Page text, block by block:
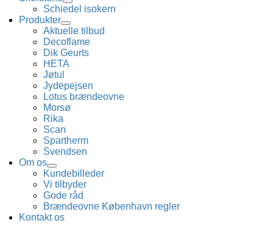
Schiedel isokern
Produkter
Aktuelle tilbud
Decoflame
Dik Geurts
HETA
Jøtul
Jydepejsen
Lotus brændeovne
Morsø
Rika
Scan
Spartherm
Svendsen
Om os
Kundebilleder
Vi tilbyder
Gode råd
Brændeovne København regler
Kontakt os